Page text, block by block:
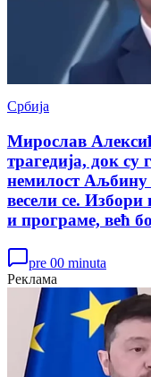
Србија
Мирослав
трагедија, док
немилост Аљбину
весели се. Избори
и програме, већ
pre 00 minuta
Реклама